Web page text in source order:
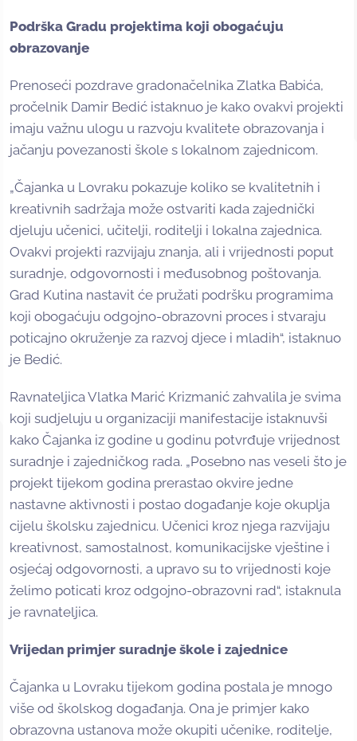
Podrška Gradu projektima koji obogaćuju
obrazovanje
Prenoseći pozdrave gradonačelnika Zlatka Babića,
pročelnik Damir Bedić istaknuo je kako ovakvi projekti
imaju važnu ulogu u razvoju kvalitete obrazovanja i
jačanju povezanosti škole s lokalnom zajednicom.
„Čajanka u Lovraku pokazuje koliko se kvalitetnih i
kreativnih sadržaja može ostvariti kada zajednički
djeluju učenici, učitelji, roditelji i lokalna zajednica.
Ovakvi projekti razvijaju znanja, ali i vrijednosti poput
suradnje, odgovornosti i međusobnog poštovanja.
Grad Kutina nastavit će pružati podršku programima
koji obogaćuju odgojno-obrazovni proces i stvaraju
poticajno okruženje za razvoj djece i mladih“, istaknuo
je Bedić.
Ravnateljica Vlatka Marić Krizmanić zahvalila je svima
koji sudjeluju u organizaciji manifestacije istaknuvši
kako Čajanka iz godine u godinu potvrđuje vrijednost
suradnje i zajedničkog rada. „Posebno nas veseli što je
projekt tijekom godina prerastao okvire jedne
nastavne aktivnosti i postao događanje koje okuplja
cijelu školsku zajednicu. Učenici kroz njega razvijaju
kreativnost, samostalnost, komunikacijske vještine i
osjećaj odgovornosti, a upravo su to vrijednosti koje
želimo poticati kroz odgojno-obrazovni rad“, istaknula
je ravnateljica.
Vrijedan primjer suradnje škole i zajednice
Čajanka u Lovraku tijekom godina postala je mnogo
više od školskog događanja. Ona je primjer kako
obrazovna ustanova može okupiti učenike, roditelje,